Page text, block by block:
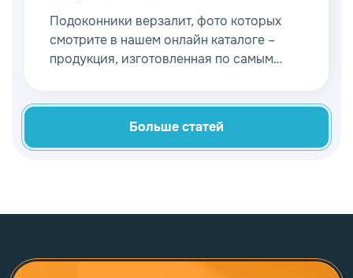
Подоконники верзалит, фото которых
смотрите в нашем онлайн каталоге –
продукция, изготовленная по самым
Больше статей